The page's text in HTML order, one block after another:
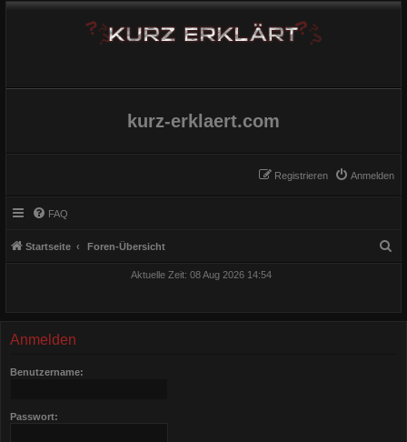
kurz-erklaert.com
Anmelden
Registrieren
FAQ
Startseite Foren-Übersicht
Aktuelle Zeit: 08 Aug 2026 14:54
Anmelden
Benutzername:
Passwort: